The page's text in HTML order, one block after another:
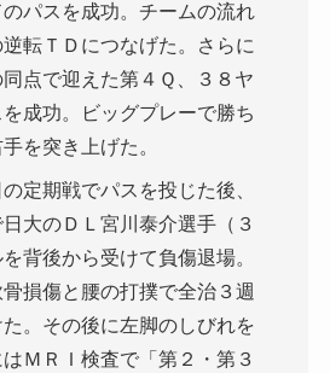
パスを成功。チームの流れ
転ＴＤにつなげた。さらに
点で迎えた第４Ｑ、３８ヤ
成功。ビッグプレーで勝ち
を突き上げた。
定期戦でパスを投じた後、
大のＤＬ宮川泰介選手（３
背後から受けて負傷退場。
損傷と腰の打撲で全治３週
。その後に左脚のしびれを
ＭＲＩ検査で「第２・第３